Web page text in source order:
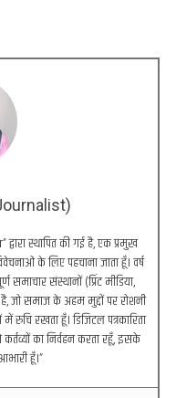
स्थापित की गई है, एक प्रमुख
के लिए पहचाना जाता हूँ। वर्ष
संस्थानों (प्रिंट मीडिया,
जो समाज के अहम मुद्दों पर रोशनी
रुचि रखता हूँ। डिजिटल पत्रकारिता
का निर्वहन करता रहूँ, इसके
हूँ।”